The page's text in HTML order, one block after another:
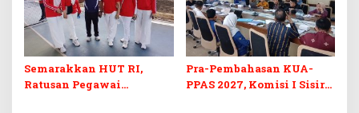
Semarakkan HUT RI,
Ratusan Pegawai
Pra-Pembahasan KUA-
PPAS 2027, Komisi I Sisir